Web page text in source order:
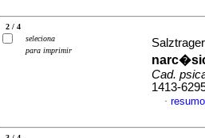
2 / 4
seleciona
para imprimir
Cad.
1413-
·